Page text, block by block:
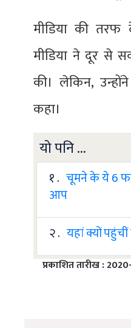
मीडिया की तरफ
मीडिया ने दूर से
की। लेकिन, उन्होंने
कहा।
यो पनि ...
१ . चूमने के ये 6
आप
२ . यहां क्यों
प्रकाशित तारीख :